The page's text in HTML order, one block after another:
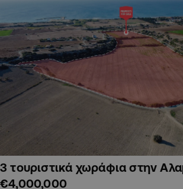
3 τουριστικά χωράφια στην
€4,000,000